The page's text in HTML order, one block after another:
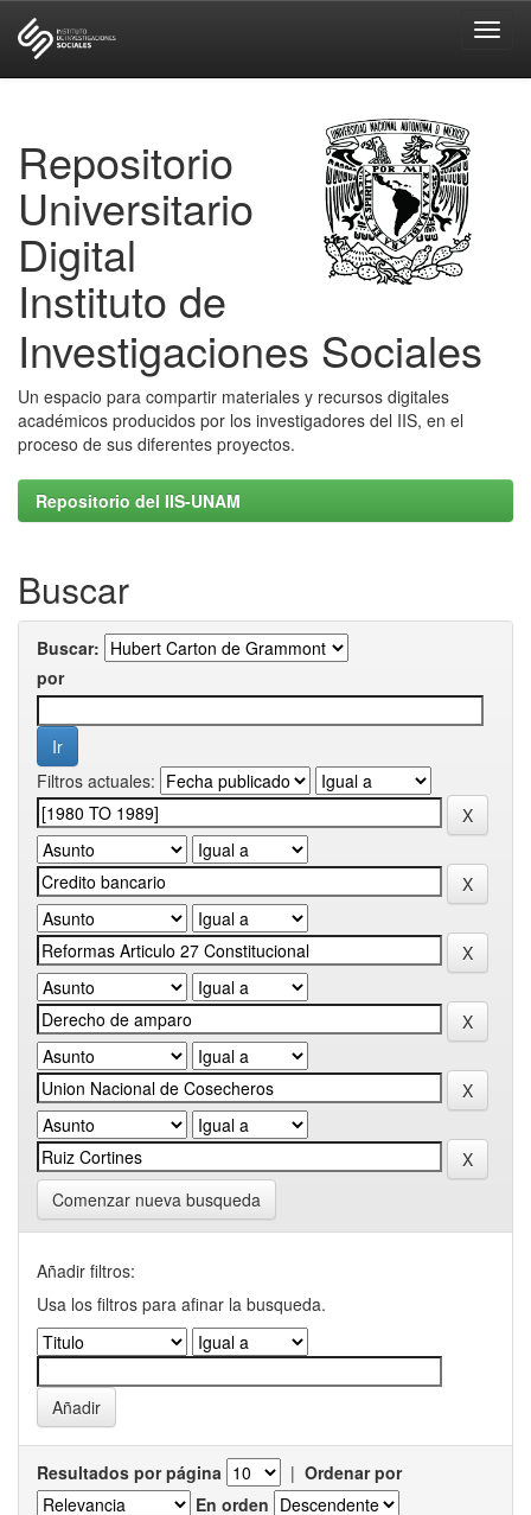
Repositorio
Universitario
Digital
Instituto de
Investigaciones Sociales
Un espacio para compartir materiales y recursos digitales
académicos producidos por los investigadores del IIS, en el
proceso de sus diferentes proyectos.
Repositorio del IIS-UNAM
Buscar
Buscar:
por
Filtros actuales:
Comenzar nueva busqueda
Añadir filtros:
Usa los filtros para afinar la busqueda.
Resultados por página | Ordenar por
En orden